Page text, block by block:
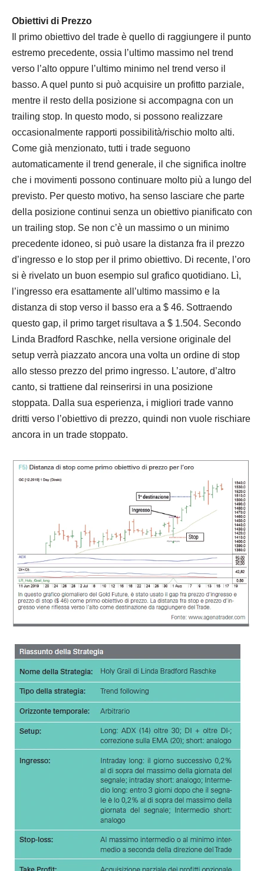
Obiettivi di Prezzo
Il primo obiettivo del trade è quello di raggiungere il punto
estremo precedente, ossia l’ultimo massimo nel trend
verso l’alto oppure l’ultimo minimo nel trend verso il
basso. A quel punto si può acquisire un profitto parziale,
mentre il resto della posizione si accompagna con un
trailing stop. In questo modo, si possono realizzare
occasionalmente rapporti possibilità/rischio molto alti.
Come già menzionato, tutti i trade seguono
automaticamente il trend generale, il che significa inoltre
che i movimenti possono continuare molto più a lungo del
previsto. Per questo motivo, ha senso lasciare che parte
della posizione continui senza un obiettivo pianificato con
un trailing stop. Se non c’è un massimo o un minimo
precedente idoneo, si può usare la distanza fra il prezzo
d’ingresso e lo stop per il primo obiettivo. Di recente, l’oro
si è rivelato un buon esempio sul grafico quotidiano. Lì,
l’ingresso era esattamente all’ultimo massimo e la
distanza di stop verso il basso era a $ 46. Sottraendo
questo gap, il primo target risultava a $ 1.504. Secondo
Linda Bradford Raschke, nella versione originale del
setup verrà piazzato ancora una volta un ordine di stop
allo stesso prezzo del primo ingresso. L’autore, d’altro
canto, si trattiene dal reinserirsi in una posizione
stoppata. Dalla sua esperienza, i migliori trade vanno
dritti verso l’obiettivo di prezzo, quindi non vuole rischiare
ancora in un trade stoppato.